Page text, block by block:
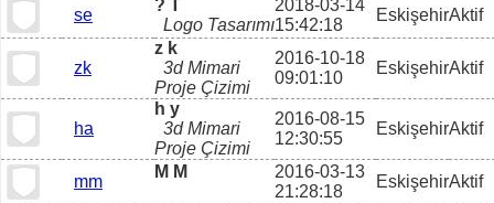
se
? T
Logo Tasarımı
2018-03-14
15:42:18
EskişehirAktif
zk
z k
3d Mimari
Proje Çizimi
2016-10-18
09:01:10
EskişehirAktif
ha
h y
3d Mimari
Proje Çizimi
2016-08-15
12:30:55
EskişehirAktif
mm
M M
2016-03-13
21:28:18
EskişehirAktif